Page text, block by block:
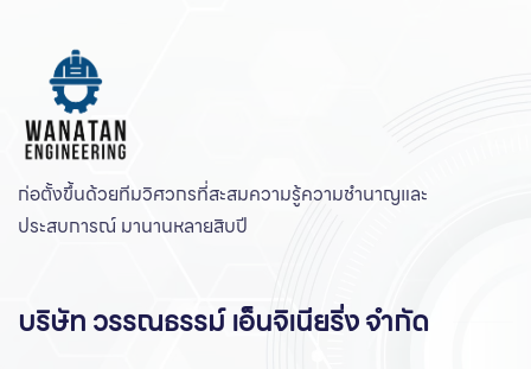
ก่อตั้งขึ้นด้วยทีมวิศวกรที่สะสมความรู้ความชํานาญและ
ประสบการณ์ มานานหลายสิบปี
บริษัท วรรณธรรม์ เอ็นจิเนียริ่ง จำกัด